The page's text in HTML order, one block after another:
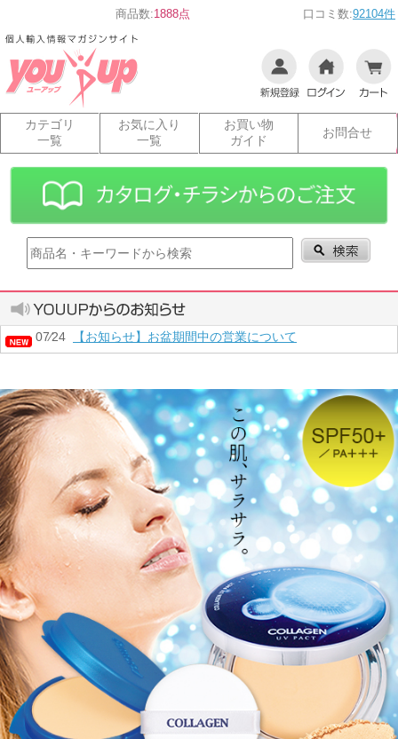
商品数:1888点 口コミ数:92104件
カテゴリ
一覧
お気に入り
一覧
お買い物
ガイド
お問合せ
07⁄24 【お知らせ】お盆期間中の営業について